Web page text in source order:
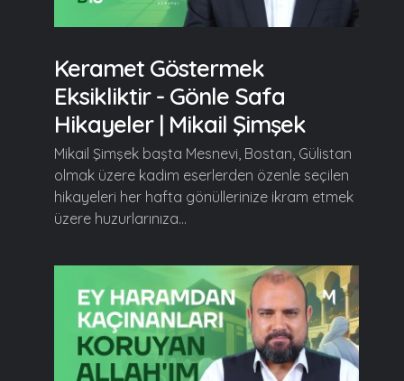
Keramet Göstermek
Eksikliktir - Gönle Safa
Hikayeler | Mikail Şimşek
Mikail Şimşek başta Mesnevi, Bostan, Gülistan
olmak üzere kadim eserlerden özenle seçilen
hikayeleri her hafta gönüllerinize ikram etmek
üzere huzurlarınıza...